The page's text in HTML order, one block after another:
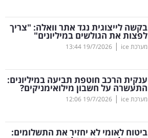
בקשה לייצוגית נגד אתר וואלה: "צריך
לפצות את הגולשים במיליונים"
מערכת ice |
19/7/2026
13:44
ענקית הרכב חוטפת תביעה במיליונים:
התעשרה על חשבון מילואימניקים?
מערכת ice |
19/7/2026
12:06
ביטוח לאומי לא יחזיר את התשלומים: